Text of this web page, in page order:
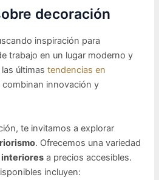
decoración
inspiración para
trabajo en un lugar moderno y
las últimastendencias en
combinan innovación y
te invitamos a explorar
. Ofrecemos una variedad
interiores a precios accesibles.
incluyen: